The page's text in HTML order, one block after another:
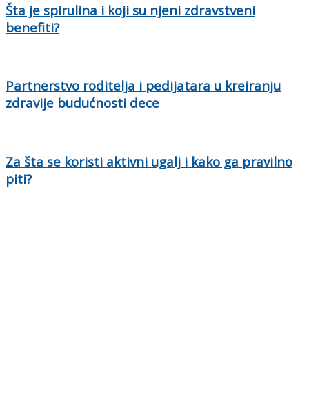
Šta je spirulina i koji su njeni zdravstveni
benefiti?
Partnerstvo roditelja i pedijatara u kreiranju
zdravije budućnosti dece
Za šta se koristi aktivni ugalj i kako ga pravilno
piti?